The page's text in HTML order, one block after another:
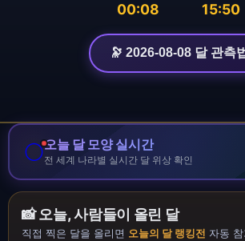
00:08 15:50
🔭 2026-08-08 달 관측
🌕오늘 달 모양 실시간
전 세계 나라별 실시간 달 위상 확인
📸 오늘, 사람들이 올린 달
직접 찍은 달을 올리면 오늘의 달 랭킹전 자동